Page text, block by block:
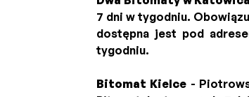
7 dni w tygodniu.
dostępna jest pod
tygodniu.
Bitomat Kielce -